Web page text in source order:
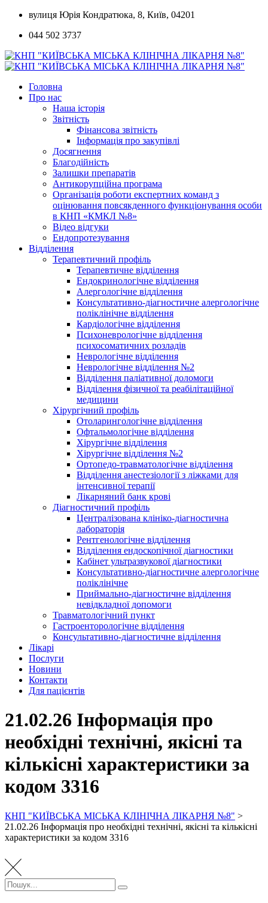
Skip
content
вулиця Юрія Кондратюка, 8, Київ, 04201
044 502 3737
Головна
Про нас
Наша історія
Звітність
Фінансова звітність
Інформація про закупівлі
Досягнення
Благодійність
Залишки препаратів
Антикорупційна програма
Організація роботи експертних команд з
оцінювання повсякденного функціонування особи
в КНП «КМКЛ №8»
Відео відгуки
Ендопротезування
Відділення
Терапевтичний профіль
Терапевтичне відділення
Ендокринологічне відділення
Алергологічне відділення
Консультативно-діагностичне алергологічне
поліклінічне відділення
Кардіологічне відділення
Психоневрологічне відділення
психосоматичних розладів
Неврологічне відділення
Неврологічне відділення №2
Відділення паліативної доломоги
Відділення фізичної та реабілітаційної
медицини
Хірургічний профіль
Отоларингологічне відділення
Офтальмологічне відділення
Хірургічне відділення
Хірургічне відділення №2
Ортопедо-травматологічне відділення
Відділення анестезіології з ліжками для
інтенсивної терапії
Лікарняний банк крові
Діагностичний профіль
Централізована клініко-діагностична
лабораторія
Рентгенологічне відділення
Відділення ендоскопічної діагностики
Кабінет ультразвукової діагностики
Консультативно-діагностичне алергологічне
поліклінічне
Приймально-діагностичне відділення
невідкладної допомоги
Травматологічний пункт
Гастроенторологічне відділення
Консультативно-діагностичне відділення
Лікарі
Послуги
Новини
Контакти
Для пацієнтів
21.02.26 Інформація про
необхідні технічні, якісні та
кількісні характеристики за
кодом 3316
КНП "КИЇВСЬКА МІСЬКА КЛІНІЧНА ЛІКАРНЯ №8" >
21.02.26 Інформація про необхідні технічні, якісні та кількісні
характеристики за кодом 3316
Пошук:
Пошук